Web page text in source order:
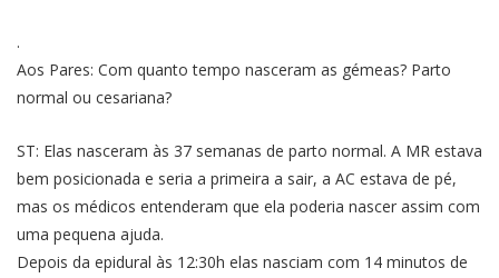
.
Aos Pares: Com quanto tempo nasceram as gémeas? Parto
normal ou cesariana?
ST: Elas nasceram às 37 semanas de parto normal. A MR estava
bem posicionada e seria a primeira a sair, a AC estava de pé,
mas os médicos entenderam que ela poderia nascer assim com
uma pequena ajuda.
Depois da epidural às 12:30h elas nasciam com 14 minutos de